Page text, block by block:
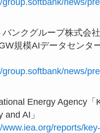
group.softbank/news/
バンクグループ株式会
規模AIデータセンタ
group.softbank/news/
Energy Agency「
and AI」
www.iea.org/reports/